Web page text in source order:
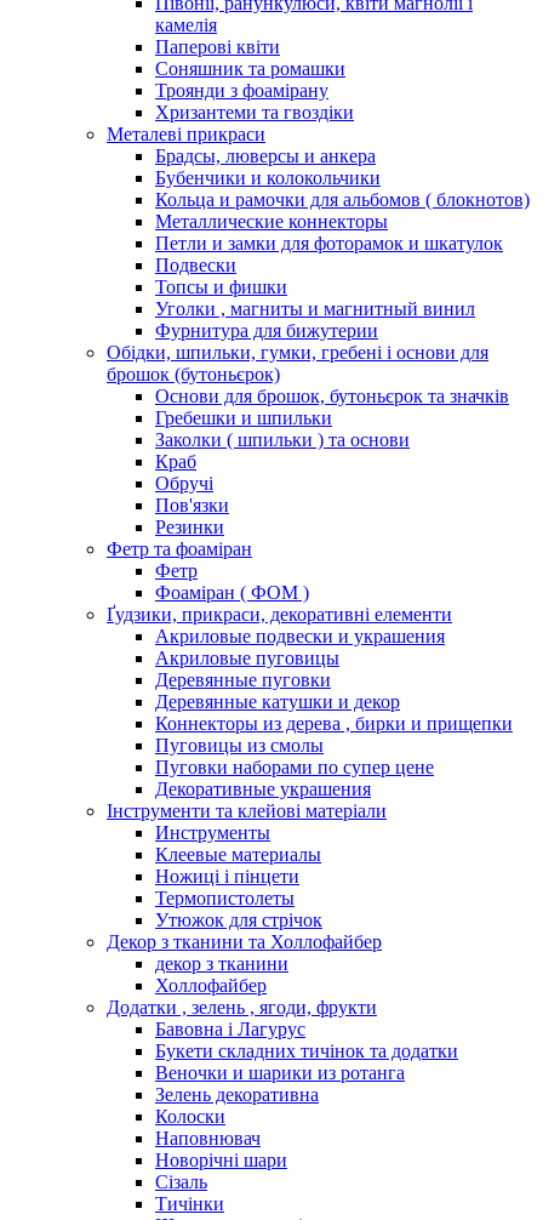
камелія
Паперові квіти
Соняшник та ромашки
Троянди з фоамірану
Хризантеми та гвоздіки
Металеві прикраси
Брадсы, люверсы и анкера
Бубенчики и колокольчики
Кольца и рамочки для альбомов ( блокнотов)
Металлические коннекторы
Петли и замки для фоторамок и шкатулок
Подвески
Топсы и фишки
Уголки , магниты и магнитный винил
Фурнитура для бижутерии
Обідки, шпильки, гумки, гребені і основи для
брошок (бутоньєрок)
Основи для брошок, бутоньєрок та значків
Гребешки и шпильки
Заколки ( шпильки ) та основи
Краб
Обручі
Пов'язки
Резинки
Фетр та фоаміран
Фетр
Фоаміран ( ФОМ )
Ґудзики, прикраси, декоративні елементи
Акриловые подвески и украшения
Акриловые пуговицы
Деревянные пуговки
Деревянные катушки и декор
Коннекторы из дерева , бирки и прищепки
Пуговицы из смолы
Пуговки наборами по супер цене
Декоративные украшения
Інструменти та клейові матеріали
Инструменты
Клеевые материалы
Ножиці і пінцети
Термопистолеты
Утюжок для стрічок
Декор з тканини та Холлофайбер
декор з тканини
Холлофайбер
Додатки , зелень , ягоди, фрукти
Бавовна і Лагурус
Букети складних тичінок та додатки
Веночки и шарики из ротанга
Зелень декоративна
Колоски
Наповнювач
Новорічні шари
Сізаль
Тичінки